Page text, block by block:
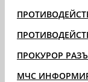
ПРОКУРОР
МЧС